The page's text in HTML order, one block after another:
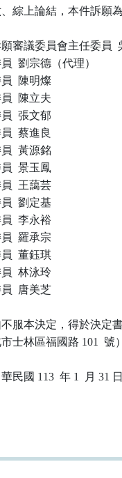
綜上論結，本件訴願
審議委員會主任委員
劉宗德（代理）
陳明燦
陳立夫
張文郁
蔡進良
黃源銘
景玉鳳
王藹芸
劉定基
李永裕
羅承宗
董鈺琪
林泳玲
唐美芝
服本決定，得於決定
士林區福國路 101  號